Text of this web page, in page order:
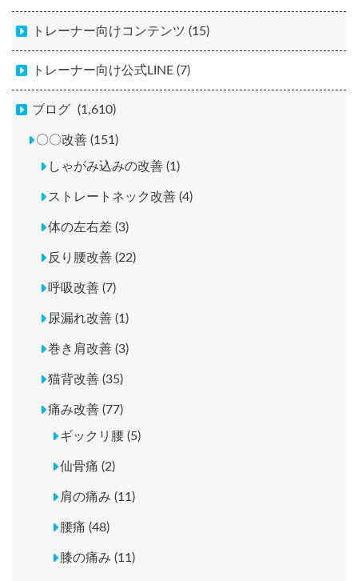
トレーナー向けコンテンツ (15)
トレーナー向け公式LINE (7)
ブログ (1,610)
〇〇改善 (151)
しゃがみ込みの改善 (1)
ストレートネック改善 (4)
体の左右差 (3)
反り腰改善 (22)
呼吸改善 (7)
尿漏れ改善 (1)
巻き肩改善 (3)
猫背改善 (35)
痛み改善 (77)
ギックリ腰 (5)
仙骨痛 (2)
肩の痛み (11)
腰痛 (48)
膝の痛み (11)